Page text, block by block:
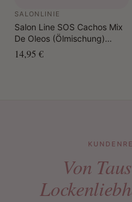
SALONLINIE
Salon Line SOS Cachos Mix
De Oleos (Ölmischung)
Schutzöl 100 ml
14,95 €
Von